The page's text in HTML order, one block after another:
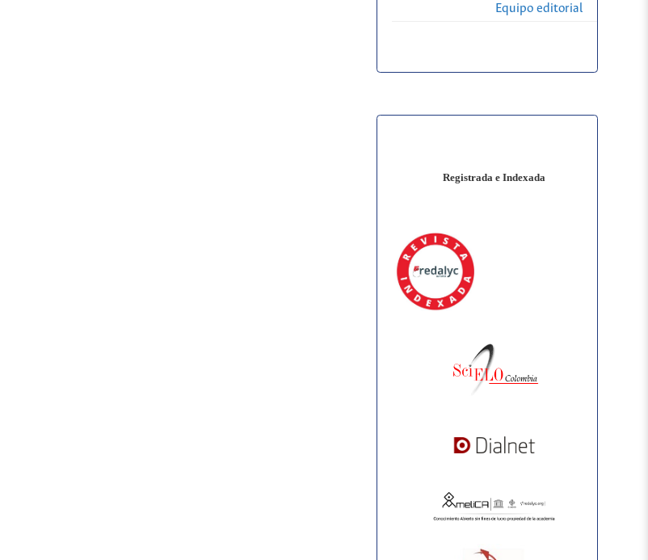
Equipo editorial
Registrada e Indexada